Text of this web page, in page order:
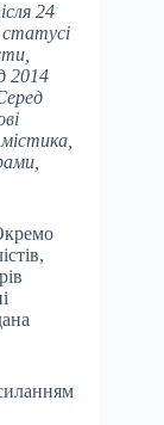
24
2014